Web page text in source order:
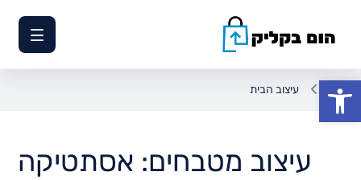
פתח סרגל נגישות
עיצוב הבית
עיצוב מטבחים: אסתטיקה